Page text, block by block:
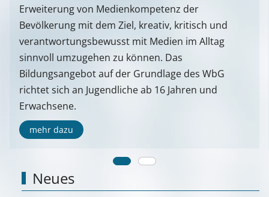
Erweiterung von Medienkompetenz der
Bevölkerung mit dem Ziel, kreativ, kritisch und
verantwortungsbewusst mit Medien im Alltag
sinnvoll umzugehen zu können. Das
Bildungsangebot auf der Grundlage des WbG
richtet sich an Jugendliche ab 16 Jahren und
Erwachsene.
mehr dazu
Neues